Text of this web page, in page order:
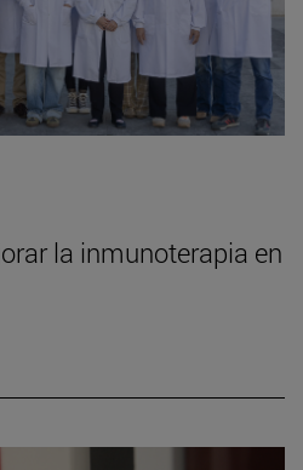
la inmunoterapia en